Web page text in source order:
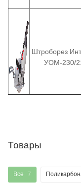
Штроборез
УОМ-230/
Товары
Все 7